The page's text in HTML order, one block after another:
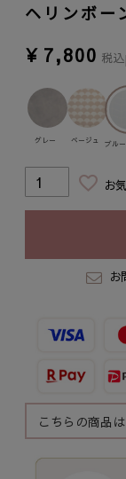
ヘリンボー
¥ 7,800 税込
グレー ベージュ ブル
お
お
こちらの商品は